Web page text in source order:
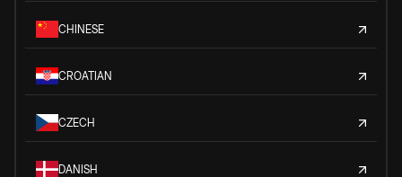
CHINESE
CROATIAN
CZECH
DANISH